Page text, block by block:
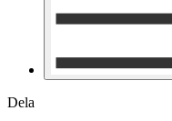
Dela